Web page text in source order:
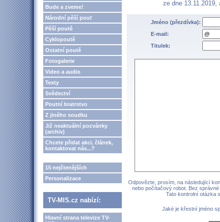
Bude a zveme!
Národní pěší pouť
Pěší poutě
Cyklopoutě
Ostatní poutě
Fotogalerie
Video a audio
Texty
Svědectví
Poutní bratrstvo
Z jiného soudku
Již neaktuální pozvánky
(archiv)
Chcete přidat akci, článek,
kontaktovat nás...?
15 nejčtenějších
Personalizace
TV-MIS.cz nabízí:
Hlavní strana televize TV-
ze dne
Jméno (přezdívka):
E-mail:
Titulek:
Odpovězte, prosím, na následující
nebo počítačový robot. Bez
Tato kontrolní otázka
Jaké je křestní jméno